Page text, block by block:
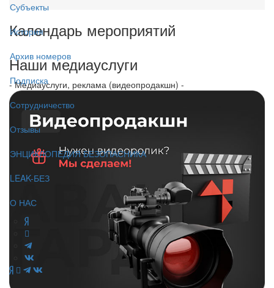
Субъекты
История
Архив номеров
Подписка
Сотрудничество
Отзывы
ЭНЦИКЛОПЕДИЯ БЕЗОПАСНИКА
LEAK-БЕЗ
О НАС
Календарь мероприятий
Наши медиауслуги
- Медиауслуги, реклама (видеопродакшн) -